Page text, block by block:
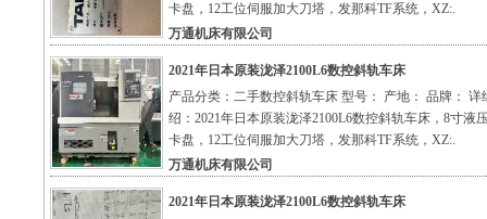
卡盘，12工位伺服加大刀塔，发那科TF系统，XZ:.
万通机床有限公司
2021年日本原装泷泽2100L6数控斜轨车床
产品分类：二手数控斜轨车床 型号： 产地： 品牌： 详
绍：2021年日本原装泷泽2100L6数控斜轨车床，8寸液
卡盘，12工位伺服加大刀塔，发那科TF系统，XZ:.
万通机床有限公司
2021年日本原装泷泽2100L6数控斜轨车床